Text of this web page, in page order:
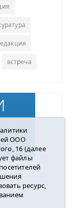
встреча
ООО
16 (далее
файлы
ресурс,